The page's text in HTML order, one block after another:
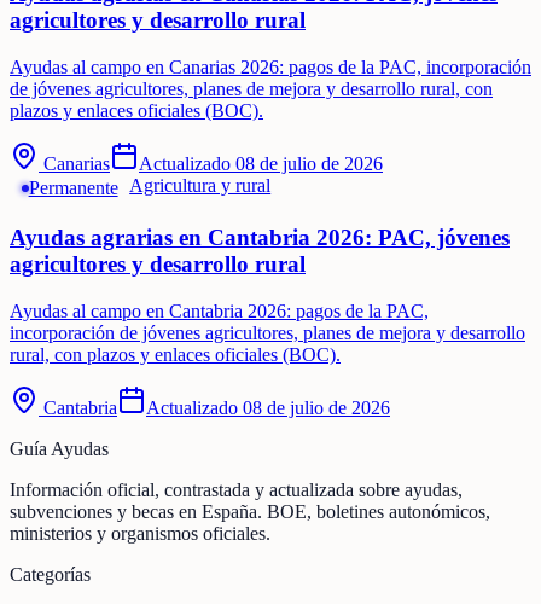
agricultores y desarrollo rural
Ayudas al campo en Canarias 2026: pagos de la PAC, incorporación
de jóvenes agricultores, planes de mejora y desarrollo rural, con
plazos y enlaces oficiales (BOC).
Canarias Actualizado 08 de julio de 2026
Permanente
Agricultura y rural
Ayudas agrarias en Cantabria 2026: PAC, jóvenes
agricultores y desarrollo rural
Ayudas al campo en Cantabria 2026: pagos de la PAC,
incorporación de jóvenes agricultores, planes de mejora y desarrollo
rural, con plazos y enlaces oficiales (BOC).
Cantabria Actualizado 08 de julio de 2026
Guía Ayudas
Información oficial, contrastada y actualizada sobre ayudas,
subvenciones y becas en España. BOE, boletines autonómicos,
ministerios y organismos oficiales.
Categorías